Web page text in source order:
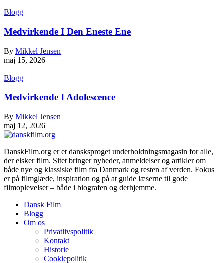
Blogg
Medvirkende I Den Eneste Ene
By Mikkel Jensen
maj 15, 2026
Blogg
Medvirkende I Adolescence
By Mikkel Jensen
maj 12, 2026
DanskFilm.org er et dansksproget underholdningsmagasin for alle,
der elsker film. Sitet bringer nyheder, anmeldelser og artikler om
både nye og klassiske film fra Danmark og resten af verden. Fokus
er på filmglæde, inspiration og på at guide læserne til gode
filmoplevelser – både i biografen og derhjemme.
Dansk Film
Blogg
Om os
Privatlivspolitik
Kontakt
Historie
Cookiepolitik